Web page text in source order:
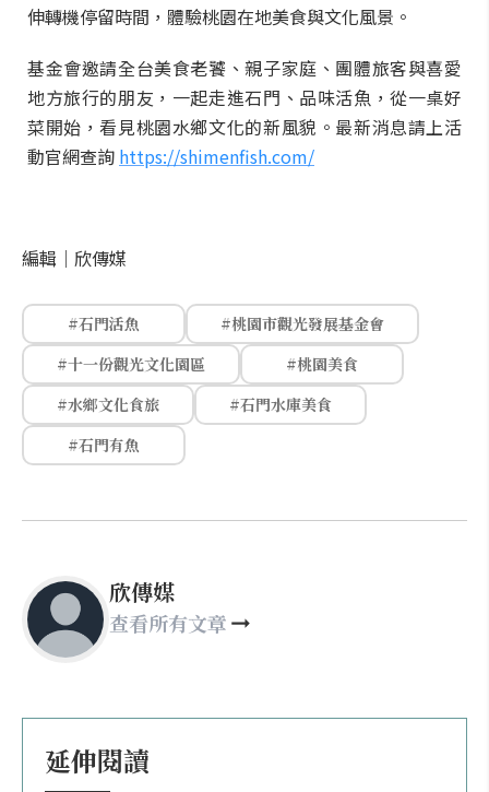
伸轉機停留時間，體驗桃園在地美食與文化風景。
基金會邀請全台美食老饕、親子家庭、團體旅客與喜愛
地方旅行的朋友，一起走進石門、品味活魚，從一桌好
菜開始，看見桃園水鄉文化的新風貌。最新消息請上活
動官網查詢 https://shimenfish.com/
編輯｜ 欣傳媒
#石門活魚
#桃園市觀光發展基金會
#十一份觀光文化園區
#桃園美食
#水鄉文化食旅
#石門水庫美食
#石門有魚
欣傳媒
查看所有文章
延伸閱讀